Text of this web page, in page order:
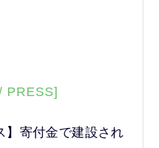
PRESS]
】寄付金で建設され